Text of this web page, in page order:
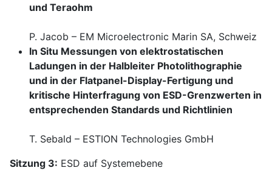
und Teraohm
P. Jacob – EM Microelectronic Marin SA, Schweiz
In Situ Messungen von elektrostatischen
Ladungen in der Halbleiter Photolithographie
und in der Flatpanel-Display-Fertigung und
kritische Hinterfragung von ESD-Grenzwerten in
entsprechenden Standards und Richtlinien
T. Sebald – ESTION Technologies GmbH
Sitzung 3: ESD auf Systemebene